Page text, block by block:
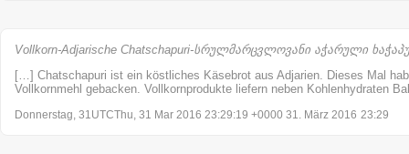
Vollkorn-Adjarische Chatschapuri-სრულმარცვლოვანი აჭარული
[…] Chatschapuri ist ein köstliches Käsebrot aus Adjarien. Dieses Mal
Vollkornmehl gebacken. Vollkornprodukte liefern neben Kohlenhydraten
Donnerstag, 31UTCThu, 31 Mar 2016 23:29:19 +0000 31. März 2016 23:29